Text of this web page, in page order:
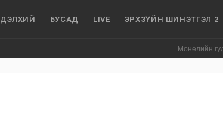
ДЭЛХИЙ БУСАД LIVE ЭРХЗҮЙН ШИНЭТГЭЛ 2
Монелийн